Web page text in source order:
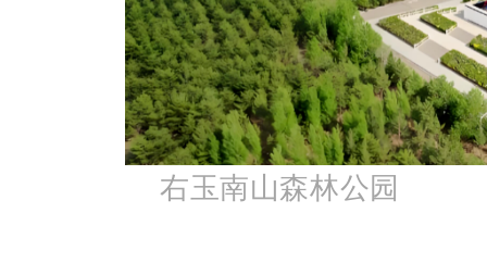
右玉南山森林公园